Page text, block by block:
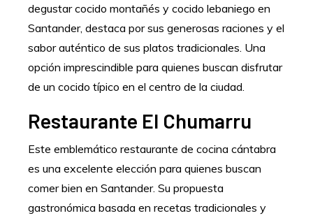
degustar cocido montañés y cocido lebaniego en
Santander, destaca por sus generosas raciones y el
sabor auténtico de sus platos tradicionales. Una
opción imprescindible para quienes buscan disfrutar
de un cocido típico en el centro de la ciudad.
Restaurante El Chumarru
Este emblemático restaurante de cocina cántabra
es una excelente elección para quienes buscan
comer bien en Santander. Su propuesta
gastronómica basada en recetas tradicionales y